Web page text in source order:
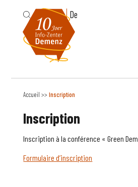
Fr De
Accueil >>Inscription
Inscription
Inscription à la conférence « Green
Formulaire d’inscription